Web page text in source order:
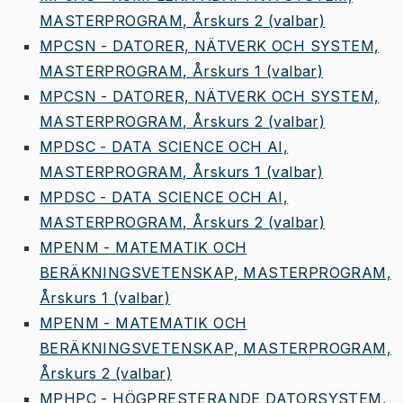
MASTERPROGRAM, Årskurs 2 (valbar)
MPCSN - DATORER, NÄTVERK OCH SYSTEM,
MASTERPROGRAM, Årskurs 1 (valbar)
MPCSN - DATORER, NÄTVERK OCH SYSTEM,
MASTERPROGRAM, Årskurs 2 (valbar)
MPDSC - DATA SCIENCE OCH AI,
MASTERPROGRAM, Årskurs 1 (valbar)
MPDSC - DATA SCIENCE OCH AI,
MASTERPROGRAM, Årskurs 2 (valbar)
MPENM - MATEMATIK OCH
BERÄKNINGSVETENSKAP, MASTERPROGRAM,
Årskurs 1 (valbar)
MPENM - MATEMATIK OCH
BERÄKNINGSVETENSKAP, MASTERPROGRAM,
Årskurs 2 (valbar)
MPHPC - HÖGPRESTERANDE DATORSYSTEM,